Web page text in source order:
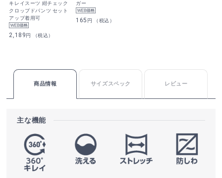
キレイスーツ 紺チェック
クロップドパンツ セット
アップ着用可
2,189円 （税込）
ガー
165 円 （税込）
商品情報 サイズスペック レビュー
主な機能